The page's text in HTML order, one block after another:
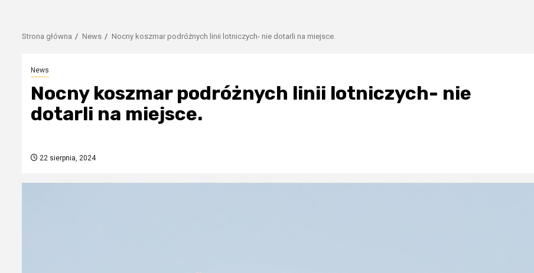
Strona główna News Nocny koszmar podróżnych linii lotniczych- nie dotarli na miejsce.
News
Nocny koszmar podróżnych linii lotniczych- nie
dotarli na miejsce.
22 sierpnia, 2024